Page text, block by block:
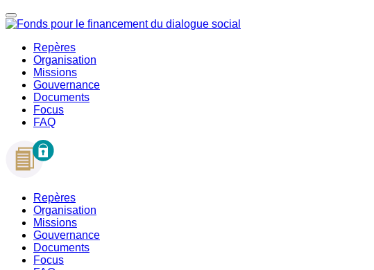
Repères
Organisation
Missions
Gouvernance
Documents
Focus
FAQ
Repères
Organisation
Missions
Gouvernance
Documents
Focus